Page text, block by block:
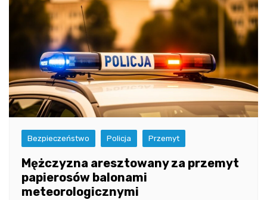
Bezpieczeństwo Policja Przemyt
Mężczyzna aresztowany za przemyt
papierosów balonami
meteorologicznymi